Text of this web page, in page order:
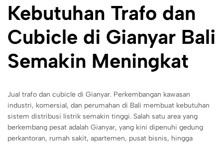
Kebutuhan Trafo dan
Cubicle di Gianyar Bali
Semakin Meningkat
Jual trafo dan cubicle di Gianyar. Perkembangan kawasan
industri, komersial, dan perumahan di Bali membuat kebutuhan
sistem distribusi listrik semakin tinggi. Salah satu area yang
berkembang pesat adalah Gianyar, yang kini dipenuhi gedung
perkantoran, rumah sakit, apartemen, pusat bisnis, hingga